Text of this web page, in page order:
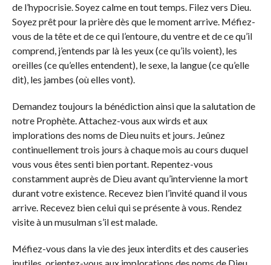
de l’hypocrisie. Soyez calme en tout temps. Filez vers Dieu.
Soyez prêt pour la prière dès que le moment arrive. Méfiez-
vous de la tête et de ce qui l’entoure, du ventre et de ce qu’il
comprend, j’entends par là les yeux (ce qu’ils voient), les
oreilles (ce qu’elles entendent), le sexe, la langue (ce qu’elle
dit), les jambes (où elles vont).
Demandez toujours la bénédiction ainsi que la salutation de
notre Prophète. Attachez-vous aux wirds et aux
implorations des noms de Dieu nuits et jours. Jeûnez
continuellement trois jours à chaque mois au cours duquel
vous vous êtes senti bien portant. Repentez-vous
constamment auprès de Dieu avant qu’intervienne la mort
durant votre existence. Recevez bien l’invité quand il vous
arrive. Recevez bien celui qui se présente à vous. Rendez
visite à un musulman s’il est malade.
Méfiez-vous dans la vie des jeux interdits et des causeries